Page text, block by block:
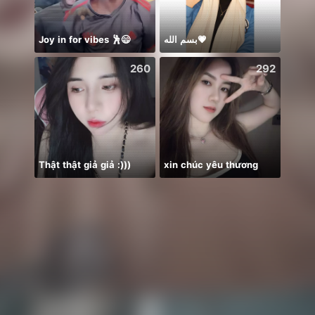
Joy in for vibes 🕺😄 بسم الله💗
260
Thật thật giả giả :)))
292
xin chúc yêu thương